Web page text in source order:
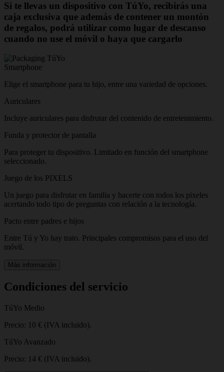
Si te llevas un dispositivo con TúYo, recibirás una
caja exclusiva que además de contener un montón
de regalos, podrá utilizar como lugar de descanso
cuando no use el móvil o haya que cargarlo
Smartphone
Elige el smartphone para tu hijo, entre una variedad de opciones.
Auriculares
Incluye auriculares para disfrutar del contenido de entretenimiento.
Funda y protector de pantalla
Para proteger tu dispositivo. Limitado en función del smartphone
seleccionado.
Juego de los PIXELS
Un juego para disfrutar en familia y hacerte con todos los pixeles
acertando todo tipo de preguntas con relación a la tecnología.
Pacto entre padres e hijos
Entre Tú y Yo hay trato. Principales compromisos para el uso del
móvil.
Más información
Condiciones del servicio
TúYo Medio
Precio: 10 € (IVA incluido).
TúYo Avanzado
Precio: 14 € (IVA incluido).